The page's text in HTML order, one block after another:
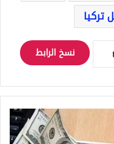
تركيا
نسخ الرابط